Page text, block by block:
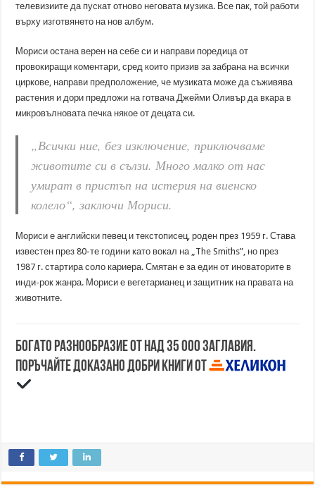
телевизиите да пускат отново неговата музика. Все пак, той работи
върху изготвянето на нов албум.
Мориси остана верен на себе си и направи поредица от
провокиращи коментари, сред които призив за забрана на всички
циркове, направи предположение, че музиката може да съживява
растения и дори предложи на готвача Джейми Оливър да вкара в
микровълновата печка някое от децата си.
„Всички ние, без изключение, приключваме
животите си в сълзи. Много малко от нас
умират в пристъп на истерия на виенско
колело“, заключи Мориси.
Мориси е английски певец и текстописец, роден през 1959 г. Става
известен през 80-те години като вокал на „The Smiths”, но през
1987 г. стартира соло кариера. Смятан е за един от иноваторите в
инди-рок жанра. Мориси е вегетарианец и защитник на правата на
животните.
Богато разнообразие от над 35 000 заглавия.
Поръчайте доказано добри книги от